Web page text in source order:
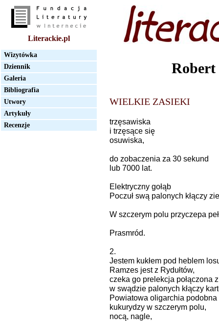
Literackie.pl
Wizytówka
Dziennik
Galeria
Bibliografia
Utwory
Artykuły
Recenzje
WIELKIE ZASIEKI
trzęsawiska
i trzęsące się
osuwiska,
do zobaczenia za 30 sekund
lub 7000 lat.
Elektryczny gołąb
Poczuł swą palonych kłączy
W szczerym polu przyczepa
Prasmród.
2.
Jestem kukłem pod heblem
Ramzes jest z Rydułtów,
czeka go prelekcja połączona
w swądzie palonych kłączy
Powiatowa oligarchia podobna
kukurydzy w szczerym polu,
nocą, nagle,